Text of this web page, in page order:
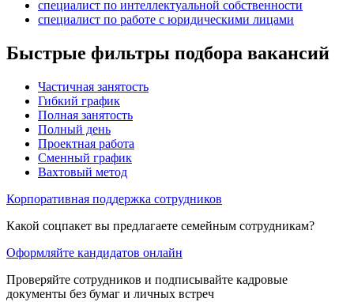
специалист по интеллектуальной собственности
специалист по работе с юридическими лицами
Быстрые фильтры подбора вакансий
Частичная занятость
Гибкий график
Полная занятость
Полный день
Проектная работа
Сменный график
Вахтовый метод
Корпоративная поддержка сотрудников
Какой соцпакет вы предлагаете семейным сотрудникам?
Оформляйте кандидатов онлайн
Проверяйте сотрудников и подписывайте кадровые
документы без бумаг и личных встреч